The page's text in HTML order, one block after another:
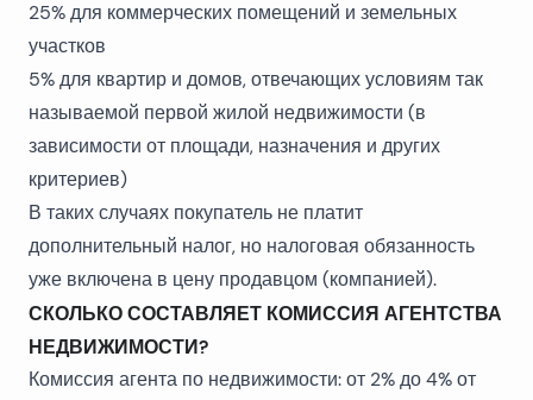
25% для коммерческих помещений и земельных
участков
5% для квартир и домов, отвечающих условиям так
называемой первой жилой недвижимости (в
зависимости от площади, назначения и других
критериев)
В таких случаях покупатель не платит
дополнительный налог, но налоговая обязанность
уже включена в цену продавцом (компанией).
СКОЛЬКО СОСТАВЛЯЕТ КОМИССИЯ АГЕНТСТВА
НЕДВИЖИМОСТИ?
Комиссия агента по недвижимости: от 2% до 4% от